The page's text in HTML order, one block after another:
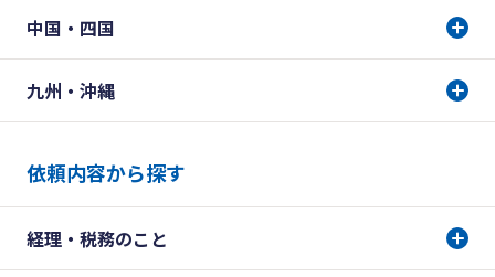
中国・四国
九州・沖縄
依頼内容から探す
経理・税務のこと